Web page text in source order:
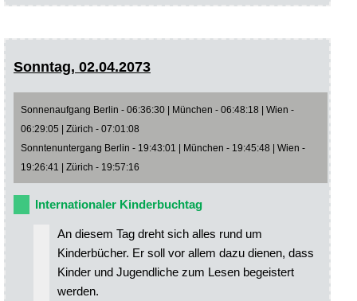
Sonntag, 02.04.2073
Sonnenaufgang Berlin - 06:36:30 | München - 06:48:18 | Wien -
06:29:05 | Zürich - 07:01:08
Sonntenuntergang Berlin - 19:43:01 | München - 19:45:48 | Wien -
19:26:41 | Zürich - 19:57:16
Internationaler Kinderbuchtag
An diesem Tag dreht sich alles rund um
Kinderbücher. Er soll vor allem dazu dienen, dass
Kinder und Jugendliche zum Lesen begeistert
werden.